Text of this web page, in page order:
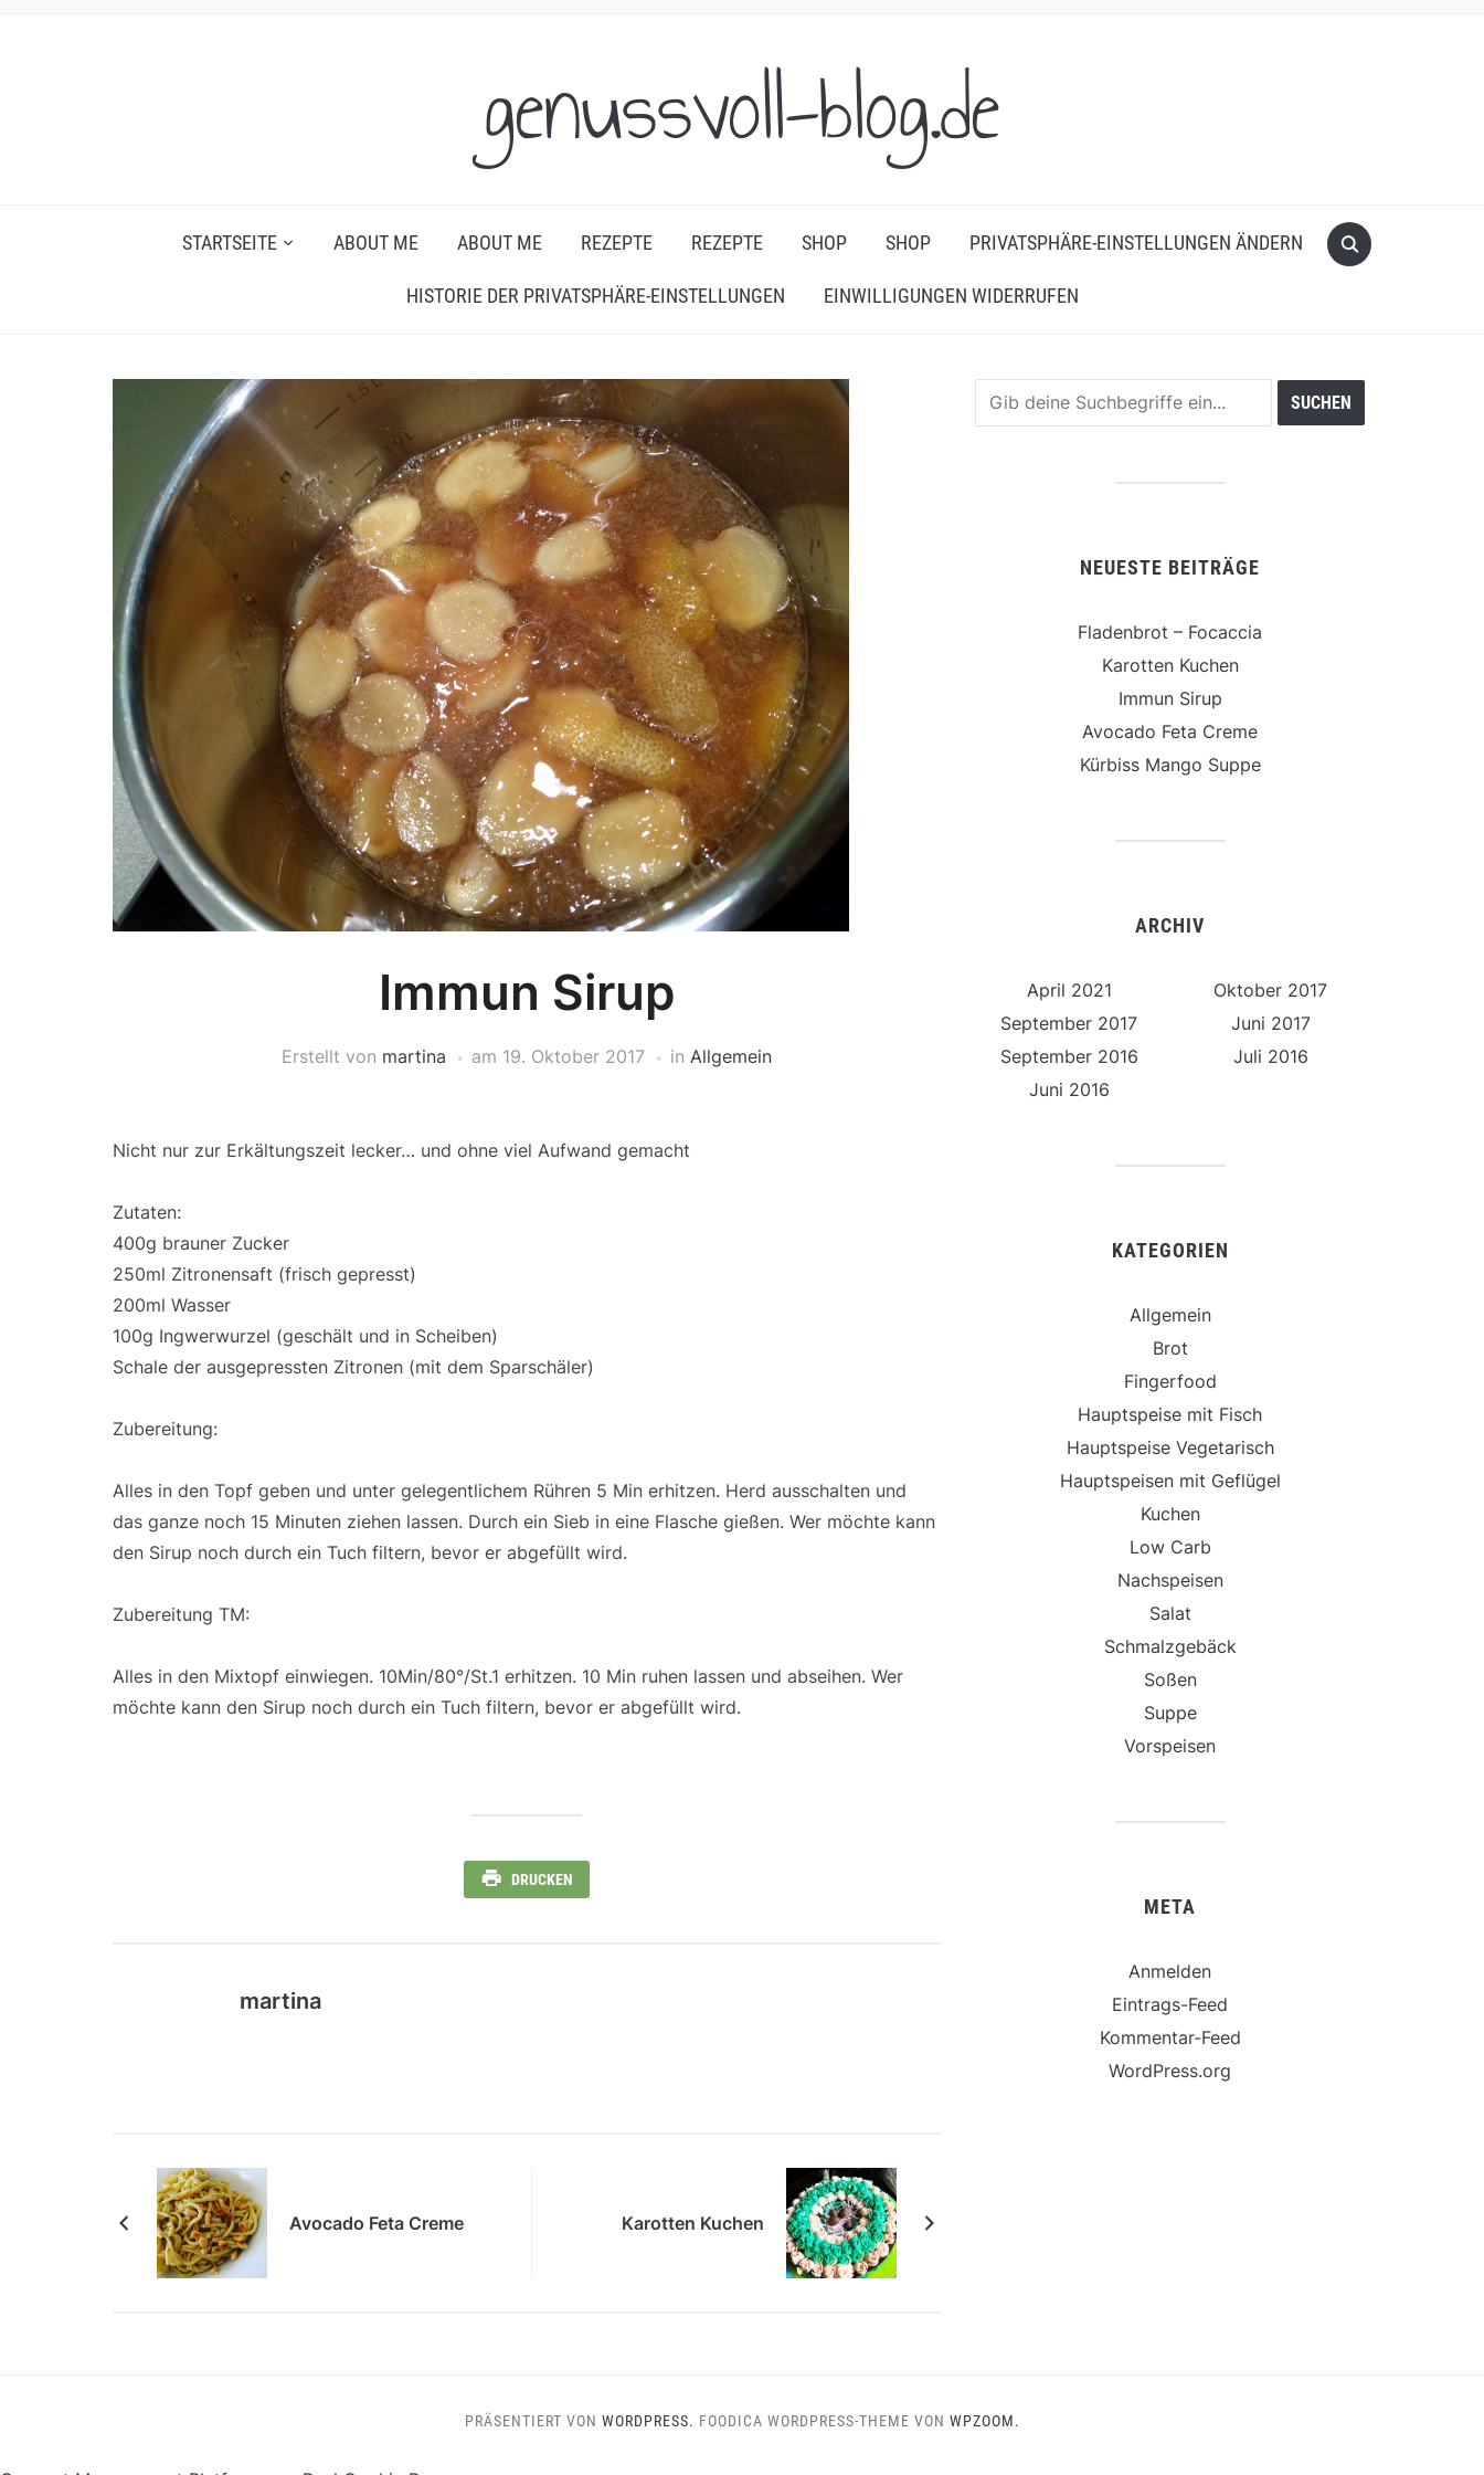
genussvoll-blog.de
STARTSEITE ABOUT ME ABOUT ME REZEPTE REZEPTE SHOP SHOP PRIVATSPHÄRE-EINSTELLUNGEN ÄNDERN
HISTORIE DER PRIVATSPHÄRE-EINSTELLUNGEN EINWILLIGUNGEN WIDERRUFEN
Immun Sirup
Erstellt von martina am 19. Oktober 2017 in Allgemein
Nicht nur zur Erkältungszeit lecker… und ohne viel Aufwand gemacht
Zutaten:
400g brauner Zucker
250ml Zitronensaft (frisch gepresst)
200ml Wasser
100g Ingwerwurzel (geschält und in Scheiben)
Schale der ausgepressten Zitronen (mit dem Sparschäler)
Zubereitung:
Alles in den Topf geben und unter gelegentlichem Rühren 5 Min erhitzen. Herd ausschalten und
das ganze noch 15 Minuten ziehen lassen. Durch ein Sieb in eine Flasche gießen. Wer möchte kann
den Sirup noch durch ein Tuch filtern, bevor er abgefüllt wird.
Zubereitung TM:
Alles in den Mixtopf einwiegen. 10Min/80°/St.1 erhitzen. 10 Min ruhen lassen und abseihen. Wer
möchte kann den Sirup noch durch ein Tuch filtern, bevor er abgefüllt wird.
DRUCKEN
martina
Avocado Feta Creme Karotten Kuchen
NEUESTE BEITRÄGE
Fladenbrot – Focaccia
Karotten Kuchen
Immun Sirup
Avocado Feta Creme
Kürbiss Mango Suppe
ARCHIV
April 2021
Oktober 2017
September 2017
Juni 2017
September 2016
Juli 2016
Juni 2016
KATEGORIEN
Allgemein
Brot
Fingerfood
Hauptspeise mit Fisch
Hauptspeise Vegetarisch
Hauptspeisen mit Geflügel
Kuchen
Low Carb
Nachspeisen
Salat
Schmalzgebäck
Soßen
Suppe
Vorspeisen
META
Anmelden
Eintrags-Feed
Kommentar-Feed
WordPress.org
PRÄSENTIERT VON WORDPRESS. FOODICA WORDPRESS-THEME VON WPZOOM.